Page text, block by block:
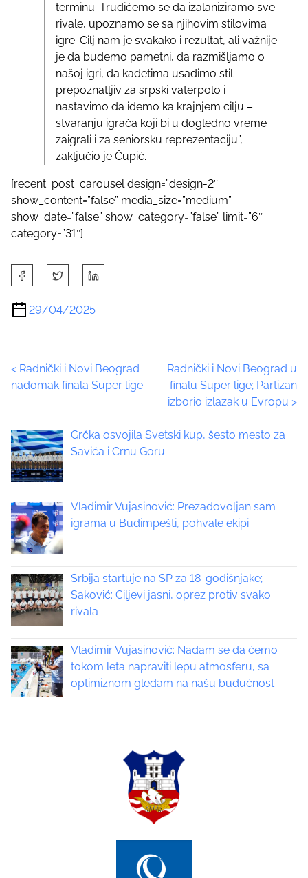
terminu. Trudićemo se da izalaniziramo sve
rivale, upoznamo se sa njihovim stilovima
igre. Cilj nam je svakako i rezultat, ali važnije
je da budemo pametni, da razmišljamo o
našoj igri, da kadetima usadimo stil
prepoznatljiv za srpski vaterpolo i
nastavimo da idemo ka krajnjem cilju –
stvaranju igrača koji bi u dogledno vreme
zaigrali i za seniorsku reprezentaciju”,
zaključio je Čupić.
[recent_post_carousel design=”design-2″
show_content=”false” media_size=”medium”
show_date=”false” show_category=”false” limit=”6″
category=”31″]
h
a
r
h
i
o
s
t
n
:
29/04/2025
P
s
t
s
n
a
i
g
a
t
< Radnički i Novi Beograd
nadomak finala Super lige
Radnički i Novi Beograd u
finalu Super lige; Partizan
izborio izlazak u Evropu >
Grčka osvojila Svetski kup, šesto mesto za
Savića i Crnu Goru
Vladimir Vujasinović: Prezadovoljan sam
igrama u Budimpešti, pohvale ekipi
Srbija startuje na SP za 18-godišnjake;
Saković: Ciljevi jasni, oprez protiv svako
rivala
Vladimir Vujasinović: Nadam se da ćemo
tokom leta napraviti lepu atmosferu, sa
optimiznom gledam na našu budućnost